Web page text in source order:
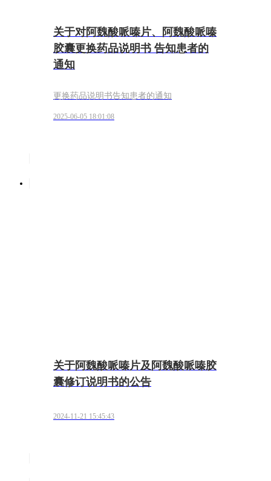
关于对阿魏酸哌嗪片、阿魏酸哌嗪
胶囊更换药品说明书 告知患者的
通知
更换药品说明书告知患者的通知
2025-06-05 18:01:08
关于阿魏酸哌嗪片及阿魏酸哌嗪胶
囊修订说明书的公告
2024-11-21 15:45:43